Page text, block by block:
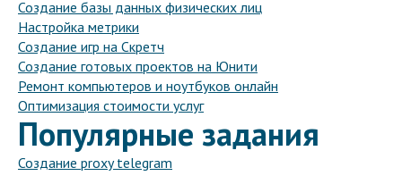
Создание базы данных физических лиц
Настройка метрики
Создание игр на Скретч
Создание готовых проектов на Юнити
Ремонт компьютеров и ноутбуков онлайн
Оптимизация стоимости услуг
Популярные задания
Создание proxy telegram